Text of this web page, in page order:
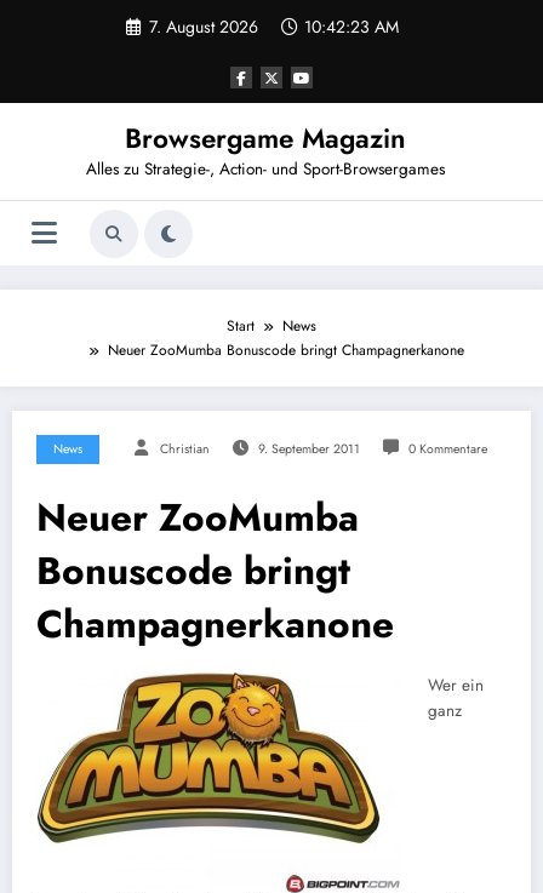
7. August 2026 10:42:24 AM
Browsergame Magazin
Alles zu Strategie-, Action- und Sport-Browsergames
Start
News
Neuer ZooMumba Bonuscode bringt Champagnerkanone
News Christian 9. September 2011 0 Kommentare
Neuer ZooMumba
Bonuscode bringt
Champagnerkanone
Wer ein
ganz